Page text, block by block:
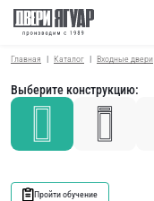
Главная Каталог Входные двери
Выберите конструкцию:
Пройти обучение